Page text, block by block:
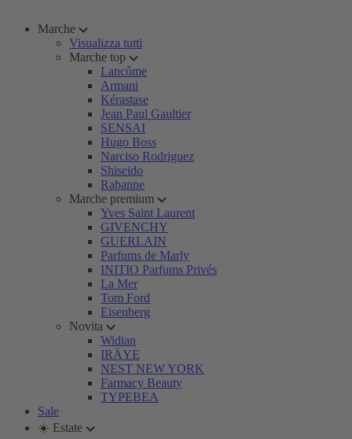
Marche
Visualizza tutti
Marche top
Lancôme
Armani
Kérastase
Jean Paul Gaultier
SENSAI
Hugo Boss
Narciso Rodriguez
Shiseido
Rabanne
Marche premium
Yves Saint Laurent
GIVENCHY
GUERLAIN
Parfums de Marly
INITIO Parfums Privés
La Mer
Tom Ford
Eisenberg
Novita
Widian
IRÄYE
NEST NEW YORK
Farmacy Beauty
TYPEBEA
Sale
☀️ Estate